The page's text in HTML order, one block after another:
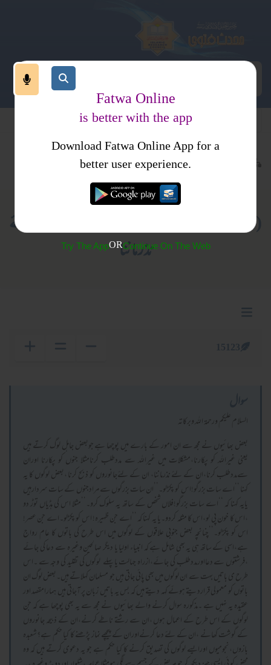
معاصر بدعی اور شرکیہ عقائد غیر اللہ سے مدد مانگنا
(8) جنوں اور انسانوں سے مددطلب کرنا اور ان کے لئے
نذر ماننا
السلام عليكم ورحمة الله وبركاته
بعض بھائیوں نے مجھ سے ان امور کے بارے میں پوچھا ہے جوبعض جاہل لوگ کرتے ہیں
یعنی غیراللہ کو پکارنا،مشکلات میں غیراللہ سے مددطلب کرنامثلا جنوں کو پکارنا اوران
سےمددطلب کرنا،ان کے لئے نذرماننا، ان کے لئےجانوروں کو ذبح کرنا ،بعض لوگوں کا یہ
کہنا ‘‘اے سات بزرگو!اس کو پکڑلو۔’’ان سات بزرگوں سے مرادجنوں کے سات سردارہیں
یایہ کہنا کہ ‘‘اے سات بزرگو!فلاں شخص کے ساتھ یہ سلوک کرو۔’’مثلا اس کی ہڈیاں توڑ دو
،اس کا خون پی لو،اس کا مثلہ کردو۔یا یہ کہنا کہ ‘‘اے جن ظہیرہ! اس کو پکڑلو۔اے جن عصر!
اس کو پکڑلو۔’’چنانچہ بعض جنوبی علاقوں کے لوگوں میں اس طرح کی باتوں کا عام رواج
ہے،اسی کے ساتھ ہی یہ بھی شامل ہے کہ انبیاء اولیا یا دیگر صالحین وغیرہ سے دعا کی جائے
،فرشتوں سے دعااورمددطلب کی جائے،ازراہ جہالت یا پہلے لوگوں کی تقلید کی وجہ سے ۔اس
طرح ی باتیں بہت سے ان لوگوں میں بھی پائی جاتی ہیں جو مسلمان کہلاتے ہیں۔بعض لوگ ان
باتوں کو معمولی قراردیتے ہوئے کہہ دیتے ہیں کہ بس یہ باتیں زبان پر آجاتی ہیں ہمارامقصد اور
عقیدہ یہ نہیں ہے ۔مذکورہ سوال کرنے والے بھائیوں نے مجھ سے یہ بھی پوچھا ہے کہ جن
لوگوں کے اس طرح کے اعمال ہوں ،ان سے رشتے ناطے کرنے،ان کے ذبیحہ جانوروں
کے گوشت کھانے ،ان کے لئے دعا کرنےاوران کے پیچھے نماز پڑھنے کا کیا حکم ہے؟شعبدہ
بازوں،نجومیوں اورایسے لوگوں کی تصدیق کرنے کا کیا حکم ہے جو یہ دعوی کرتے ہیں کہ وہ
Fatwa Online
is better with the app
Download Fatwa Online App for a
better user experience.
Try The AppORContinue On The Web